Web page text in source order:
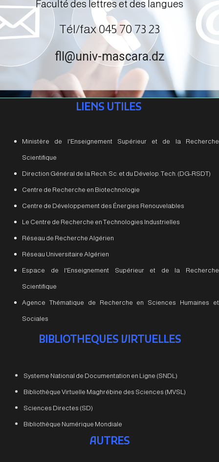
Faculté des lettres et des langues
Tél/fax 045 70 73 23
fll@univ-mascara.dz
LIENS UTILES
Ministère de l'Enseignement Supérieur et de la Recherche
Scientifique
Direction Général de la Rech. Sc. et du Dévelop. Tech. (DG-RSDT)
Centre de Recherche en Biotechnologie
Centre de Développement des Énergies Renouvelables
Le Centre de Recherche en Technologies Industrielles
Réseau de Recherche Algérien
Réseau Universitaire Algérien
Espace de l'Enseignement Supérieur et de la Recherche
Scientifique
Agence Thématique de Recherche en Sciences Humaines et
Sociales
BIBLIOTHEQUES VIRTUELLES
Systeme National de Documentation en Ligne (SNDL)
Bibliothèque Virtuelle Maghrébine des Sciences (MVSL)
Sciences Directes (SD)
Bibliothèque Numérique Mondiale
AUTRES